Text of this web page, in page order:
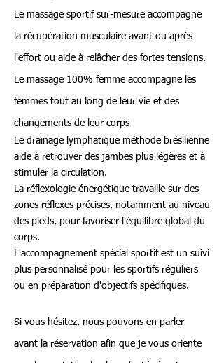
Le massage sportif sur-mesure accompagne
la récupération musculaire avant ou après
l'effort ou aide à relâcher des fortes tensions.
Le massage 100% femme accompagne les
femmes tout au long de leur vie et des
changements de leur corps
Le drainage lymphatique méthode brésilienne
aide à retrouver des jambes plus légères et à
stimuler la circulation.
La réflexologie énergétique travaille sur des
zones réflexes précises, notamment au niveau
des pieds, pour favoriser l'équilibre global du
corps.
L'accompagnement spécial sportif est un suivi
plus personnalisé pour les sportifs réguliers
ou en préparation d'objectifs spécifiques.
Si vous hésitez, nous pouvons en parler
avant la réservation afin que je vous oriente